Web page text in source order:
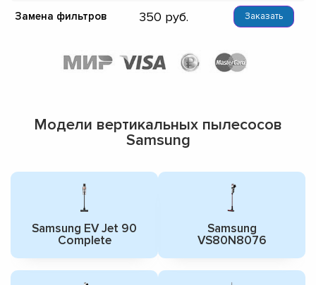
Замена фильтров 350 Заказать
Модели вертикальных пылесосов
Samsung
Samsung EV Jet 90
Complete
Samsung
VS80N8076